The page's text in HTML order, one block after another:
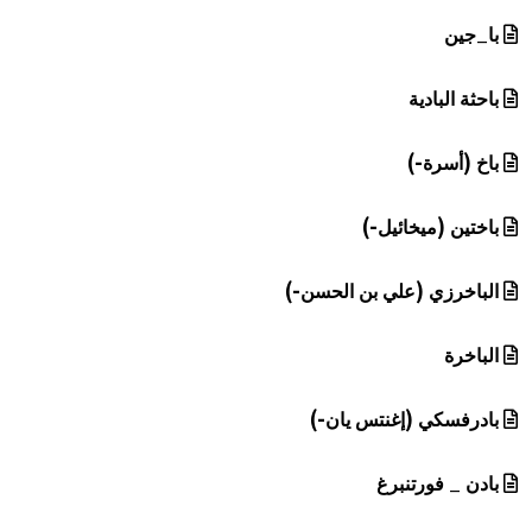
با_جين
باحثة البادية
باخ (أسرة-)
باختين (ميخائيل-)
الباخرزي (علي بن الحسن-)
الباخرة
بادرفسكي (إغنتس يان-)
بادن _ فورتنبرغ